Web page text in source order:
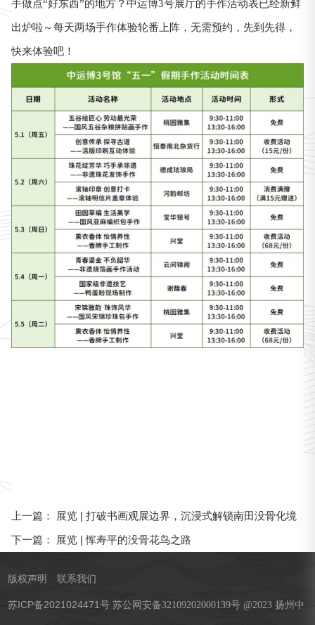
手做点“好东西”的地方？中运博3号展厅的手作活动表已经新鲜
出炉啦～每天两场手作体验轮番上阵，无需预约，先到先得，
快来体验吧！
上一篇： 展览 | 打破书画观展边界，沉浸式解锁南田没骨化境
下一篇： 展览 | 恽寿平的没骨花鸟之路
版权声明 联系我们
苏ICP备2021024471号 苏公网安备32109202000139号 @2023 扬州中